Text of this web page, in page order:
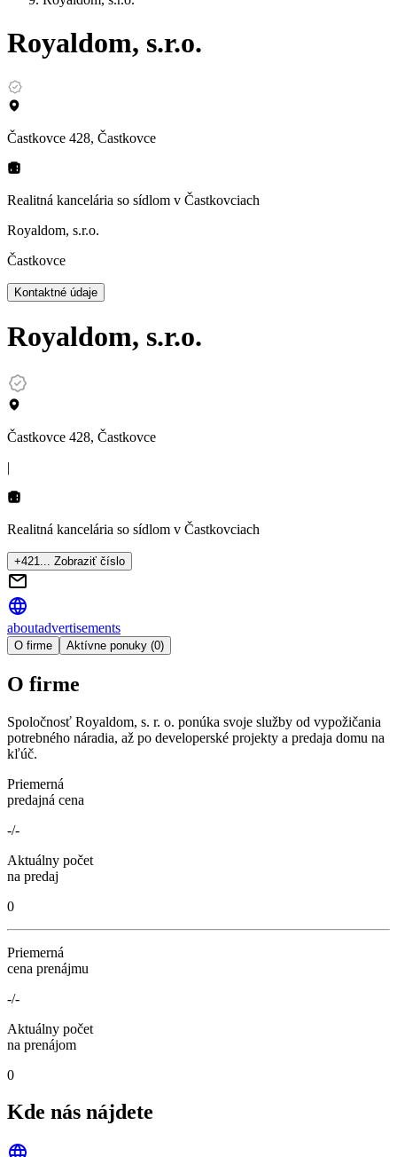
Royaldom, s.r.o.
Častkovce 428, Častkovce
Realitná kancelária so sídlom v Častkovciach
Royaldom, s.r.o.
Častkovce
Kontaktné údaje
Royaldom, s.r.o.
Častkovce 428, Častkovce
|
Realitná kancelária so sídlom v Častkovciach
+421... Zobraziť číslo
aboutadvertisements
O firme Aktívne ponuky (0)
O firme
Spoločnosť Royaldom, s. r. o. ponúka svoje služby od vypožičania
potrebného náradia, až po developerské projekty a predaja domu na
kľúč.
Priemerná
predajná cena
-/-
Aktuálny počet
na predaj
0
Priemerná
cena prenájmu
-/-
Aktuálny počet
na prenájom
0
Kde nás nájdete